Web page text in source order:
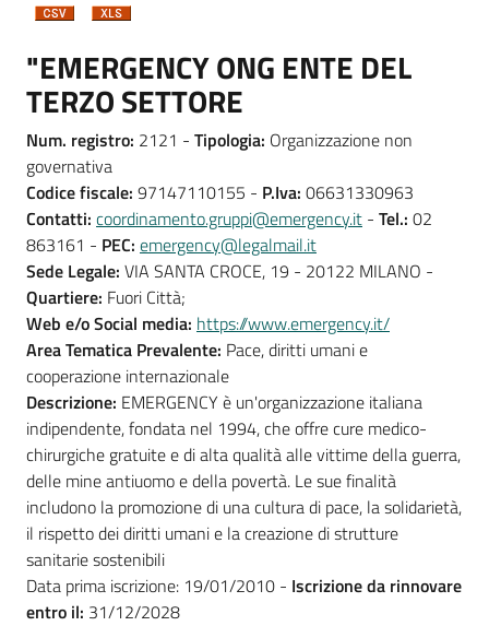
"EMERGENCY ONG ENTE DEL
TERZO SETTORE
Num. registro: 2121 - Tipologia: Organizzazione non
governativa
Codice fiscale: 97147110155 - P.Iva: 06631330963
Contatti: coordinamento.gruppi@emergency.it - Tel.: 02
863161 - PEC: emergency@legalmail.it
Sede Legale: VIA SANTA CROCE, 19 - 20122 MILANO -
Quartiere: Fuori Città;
Web e/o Social media: https://www.emergency.it/
Area Tematica Prevalente: Pace, diritti umani e
cooperazione internazionale
Descrizione: EMERGENCY è un'organizzazione italiana
indipendente, fondata nel 1994, che offre cure medico-
chirurgiche gratuite e di alta qualità alle vittime della guerra,
delle mine antiuomo e della povertà. Le sue finalità
includono la promozione di una cultura di pace, la solidarietà,
il rispetto dei diritti umani e la creazione di strutture
sanitarie sostenibili
Data prima iscrizione: 19/01/2010 - Iscrizione da rinnovare
entro il: 31/12/2028